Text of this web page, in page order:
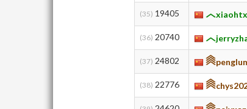
(35) 19405 xiaohtx
(36) 20740
(37) 24802
(38) 22776